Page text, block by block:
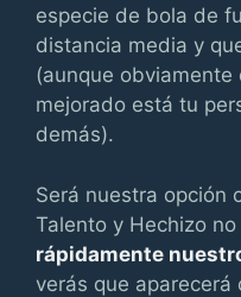
especie de bola de
distancia media y
(aunque
mejorado está tu
demás).
Será nuestra opción
Talento y Hechizo
rápidamente
verás que